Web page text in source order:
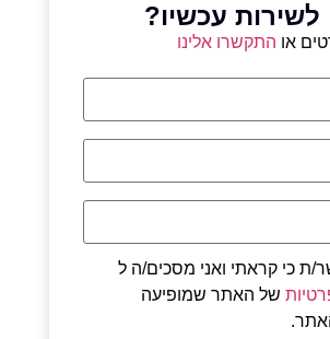
לשירות עכשיו?
או התקשרו אלינו
ת כי קראתי ואני מסכים/ה ל
של האתר שמופיעה